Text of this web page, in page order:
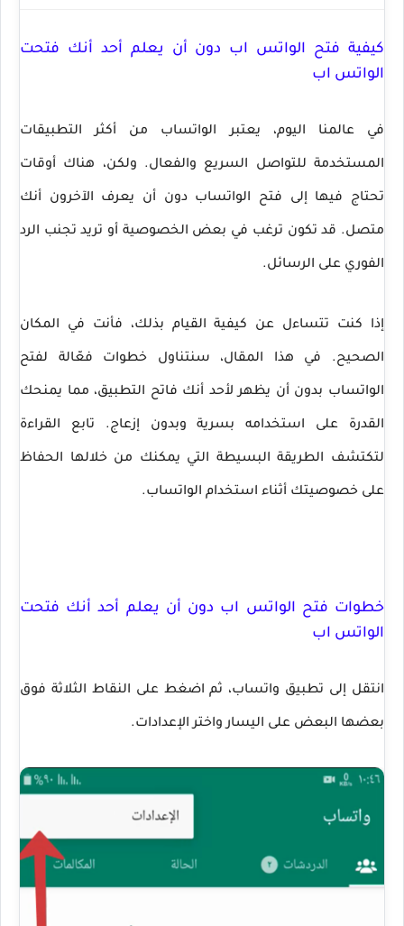
كيفية فتح الواتس اب دون أن يعلم أحد أنك فتحت
الواتس اب
في عالمنا اليوم، يعتبر الواتساب من أكثر التطبيقات
المستخدمة للتواصل السريع والفعال. ولكن، هناك أوقات
تحتاج فيها إلى فتح الواتساب دون أن يعرف الآخرون أنك
متصل. قد تكون ترغب في بعض الخصوصية أو تريد تجنب الرد
الفوري على الرسائل.
إذا كنت تتساءل عن كيفية القيام بذلك، فأنت في المكان
الصحيح. في هذا المقال، سنتناول خطوات فعّالة لفتح
الواتساب بدون أن يظهر لأحد أنك فاتح التطبيق، مما يمنحك
القدرة على استخدامه بسرية وبدون إزعاج. تابع القراءة
لتكتشف الطريقة البسيطة التي يمكنك من خلالها الحفاظ
على خصوصيتك أثناء استخدام الواتساب.
خطوات فتح الواتس اب دون أن يعلم أحد أنك فتحت
الواتس اب
انتقل إلى تطبيق واتساب، ثم اضغط على النقاط الثلاثة فوق
بعضها البعض على اليسار واختر الإعدادات.